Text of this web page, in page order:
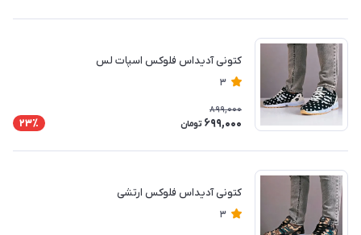
کتونی آدیداس فلوکس اسپات لس
3
899,000
699,000 تومان 23٪
کتونی آدیداس فلوکس ارتشی
3